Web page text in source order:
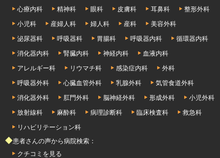
心療内科
精神科 眼科 皮膚科 耳鼻科
整形外科
小児科
産婦人科 婦人科 産科
美容外科
泌尿器科
呼吸器科 胃腸科 呼吸器内科
循環器内科
消化器内科
腎臓内科 神経内科
血液内科
アレルギー科
リウマチ科 感染症内科
外科
呼吸器外科
心臓血管外科 乳腺外科
気管食道外科
消化器外科
肛門外科 脳神経外科 形成外科
小児外科
放射線科
麻酔科 病理診断科 臨床検査科
救急科
リハビリテーション科
◆患者さんの声から病院検索：
クチコミを見る